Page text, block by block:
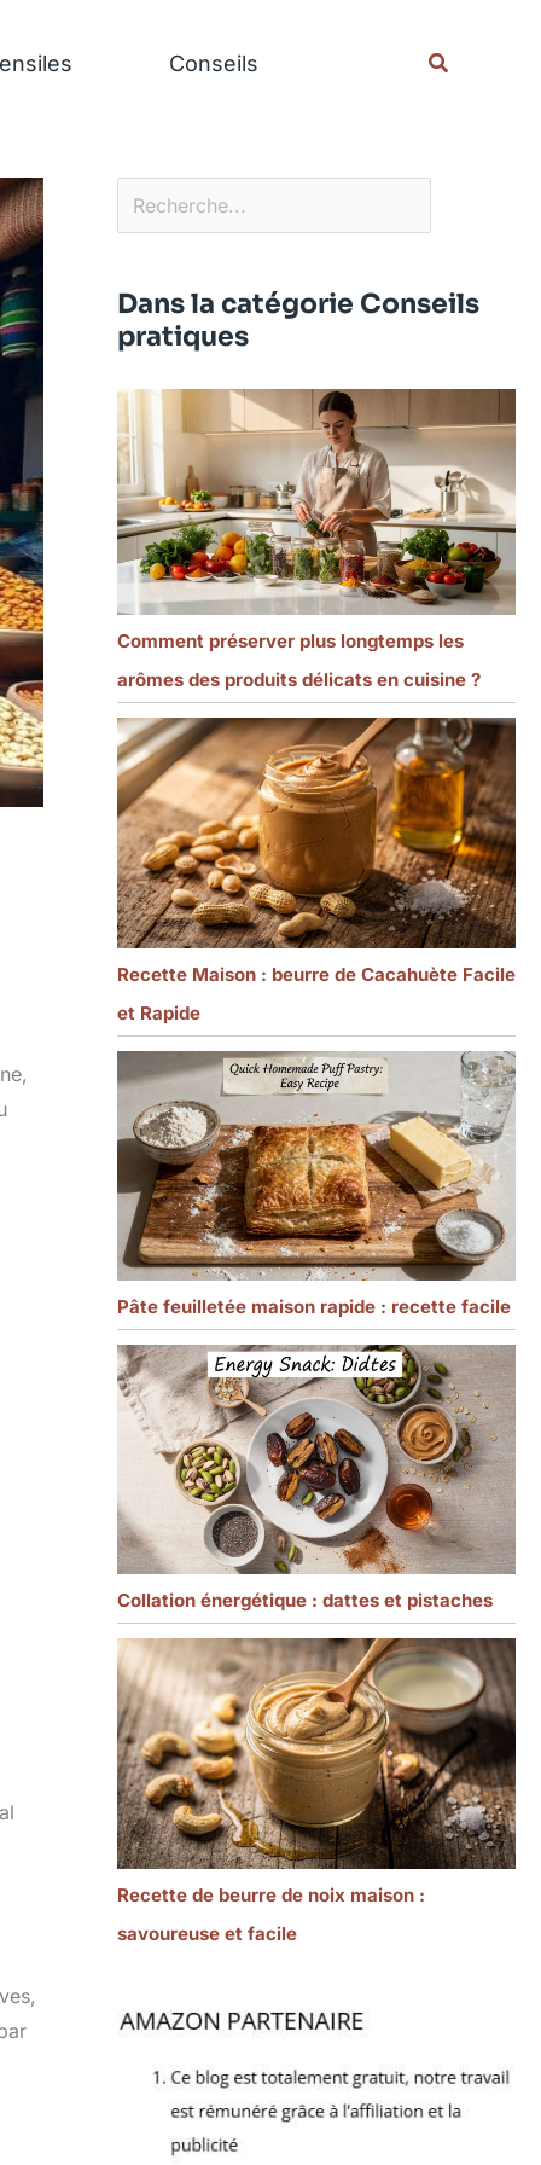
Conseils
Dans la catégorie Conseils
pratiques
Comment préserver plus longtemps les
arômes des produits délicats en cuisine ?
Recette Maison : beurre de Cacahuète Facile
et Rapide
Pâte feuilletée maison rapide : recette facile
Collation énergétique : dattes et pistaches
Recette de beurre de noix maison :
savoureuse et facile